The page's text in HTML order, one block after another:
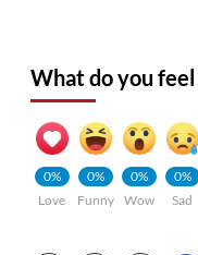
What do you
0%
Love
0%
Funny
0%
Wow
0%
Sad